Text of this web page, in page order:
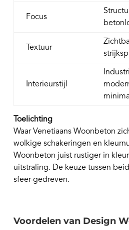
Focus
Textuur
Interieurstijl
Toelichting
Waar Venetiaans Woonbeton
wolkige schakeringen en
Woonbeton juist rustiger in
uitstraling. De keuze tussen
sfeer-gedreven.
Voordelen van Design